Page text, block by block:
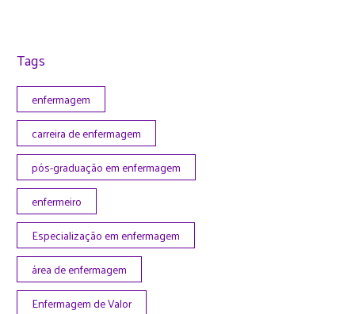
Tags
enfermagem
carreira de enfermagem
pós-graduação em enfermagem
enfermeiro
Especialização em enfermagem
área de enfermagem
Enfermagem de Valor